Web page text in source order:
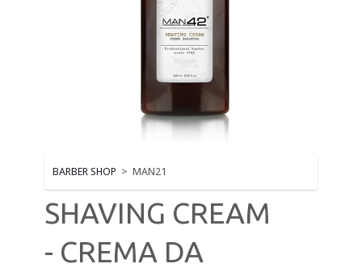
PHON - PIASTRE - FERRI
RASOI, LAME E TAGLIACAPELLI
SHAMPOO BALSAMI MASCHERE
SPAZZOLE E PETTINI
BARBER SHOP > MAN21
SHAVING CREAM
- CREMA DA